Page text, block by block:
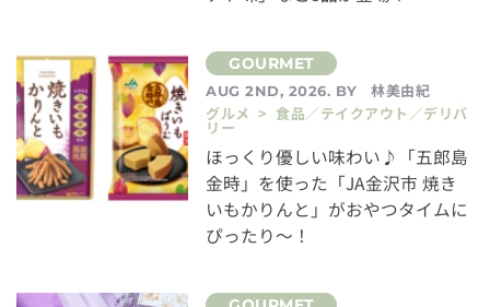
AUG 2ND, 2026. BY
林美由紀
グルメ > 食品／テイクアウト／デリバ
リー
ほっくり優しい味わい♪「五郎島
金時」を使った「JA金沢市 焼き
いもかりんと」がおやつタイムに
ぴったり～！